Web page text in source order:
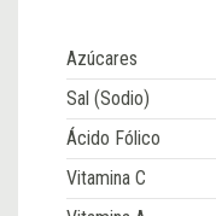
Azúcares
Sal (Sodio)
Ácido Fólico
Vitamina C